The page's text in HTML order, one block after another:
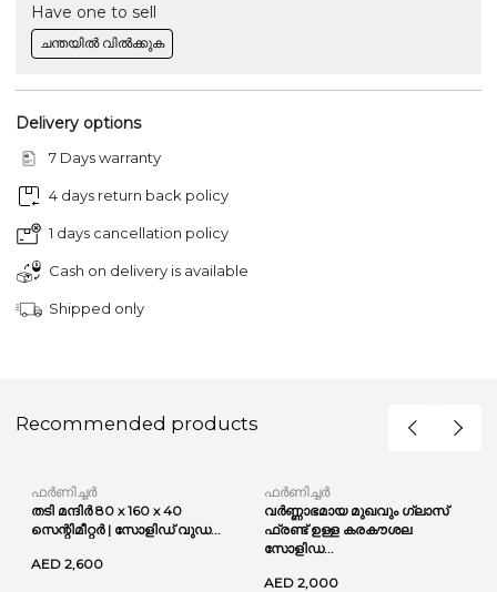
Have one to sell
ചന്തയിൽ വിൽക്കുക
Delivery options
7 Days warranty
4 days return back policy
1 days cancellation policy
Cash on delivery is available
Shipped only
Recommended products
ഫർണിച്ചർ
തടി മന്ദിർ 80 x 160 x 40
സെന്റിമീറ്റർ | സോളിഡ് വുഡ...
AED 2,600
ഫർണിച്ചർ
വർണ്ണാഭമായ മുഖവും ഗ്ലാസ്
ഫ്രണ്ട് ഉള്ള കരകൗശല
സോളിഡ...
AED 2,000